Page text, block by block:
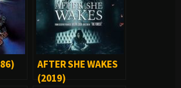
AFTER SHE WAKES
(2019)